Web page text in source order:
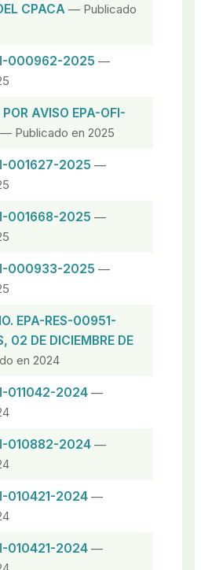
CPACA — Publicado
000962-2025 —
AVISO EPA-OFI-
— Publicado en 2025
001627-2025 —
001668-2025 —
000933-2025 —
EPA-RES-00951-
02 DE DICIEMBRE DE
en 2024
011042-2024 —
010882-2024 —
010421-2024 —
010421-2024 —